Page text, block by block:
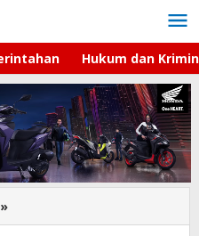
Hukum dan
»
Efisiensi